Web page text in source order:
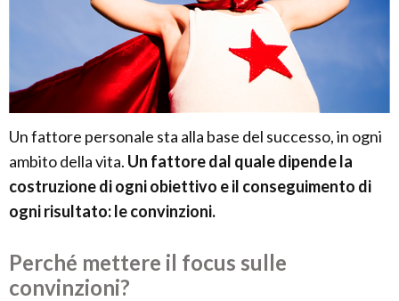
Un fattore personale sta alla base del successo, in ogni
ambito della vita. Un fattore dal quale dipende la
costruzione di ogni obiettivo e il conseguimento di
ogni risultato: le convinzioni.
Perché mettere il focus sulle
convinzioni?